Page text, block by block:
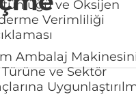
ve Oksijen
Verimliliği
Ambalaj
ve Sektör